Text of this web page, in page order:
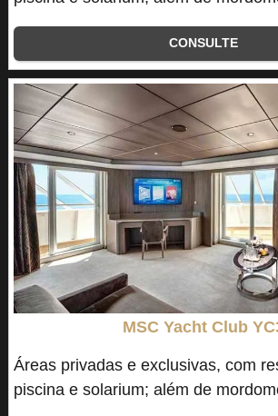
CONSULTE
MSC Yacht Club
Áreas privadas e exclusivas, com
piscina e solarium; além de